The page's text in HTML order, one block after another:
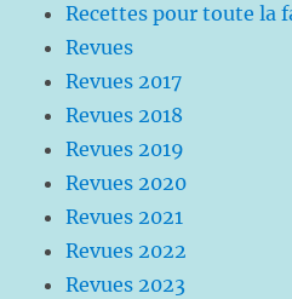
Recettes pour toute la
Revues
Revues 2017
Revues 2018
Revues 2019
Revues 2020
Revues 2021
Revues 2022
Revues 2023